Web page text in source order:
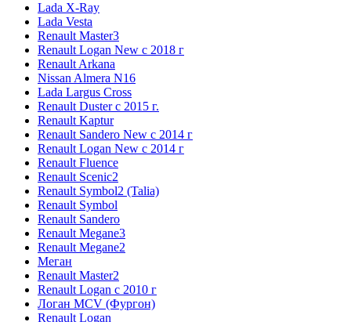
Lada X-Ray
Lada Vesta
Renault Master3
Renault Logan New с 2018 г
Renault Arkana
Nissan Almera N16
Lada Largus Cross
Renault Duster с 2015 г.
Renault Kaptur
Renault Sandero New с 2014 г
Renault Logan New с 2014 г
Renault Fluence
Renault Scenic2
Renault Symbol2 (Talia)
Renault Symbol
Renault Sandero
Renault Megane3
Renault Megane2
Меган
Renault Master2
Renault Logan c 2010 г
Логан МСV (Фургон)
Renault Logan